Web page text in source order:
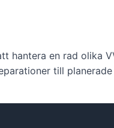
hantera en rad olika
till